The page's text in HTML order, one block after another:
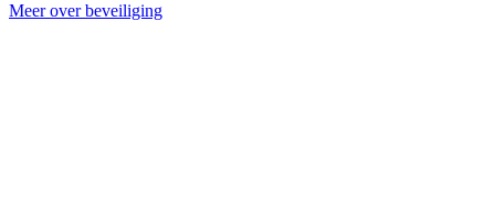
Meer over beveiliging